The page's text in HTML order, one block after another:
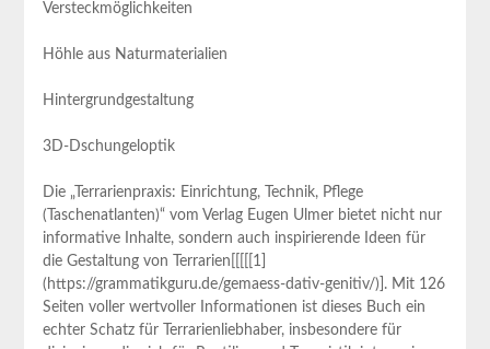
Versteckmöglichkeiten
Höhle ⁣aus Naturmaterialien
Hintergrundgestaltung
3D-Dschungeloptik
Die „Terrarienpraxis:‌ Einrichtung, Technik, Pflege
(Taschenatlanten)“ vom Verlag Eugen Ulmer bietet nicht ⁤nur
informative ⁣Inhalte, sondern ⁢auch inspirierende Ideen für
die Gestaltung von Terrarien[[[[[1]
(https://grammatikguru.de/gemaess-dativ-genitiv/)]. Mit 126
Seiten ⁣voller wertvoller Informationen ist dieses Buch ein
echter Schatz für Terrarienliebhaber, insbesondere für‌